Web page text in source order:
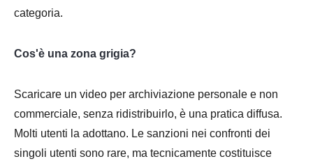
categoria.
Cos'è una zona grigia?
Scaricare un video per archiviazione personale e non
commerciale, senza ridistribuirlo, è una pratica diffusa.
Molti utenti la adottano. Le sanzioni nei confronti dei
singoli utenti sono rare, ma tecnicamente costituisce